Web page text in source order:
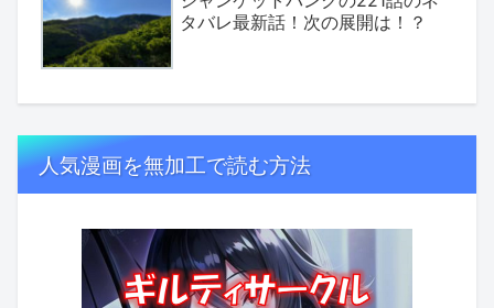
タバレ最新話！次の展開は！？
人気漫画を無加工で読む方法